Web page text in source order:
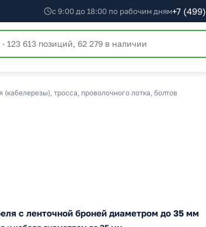
с 9:00 до 18:00 по рабочим дням+7 (499)
тросса, проволочного лотка, болтов
с ленточной броней диаметром до 35 мм